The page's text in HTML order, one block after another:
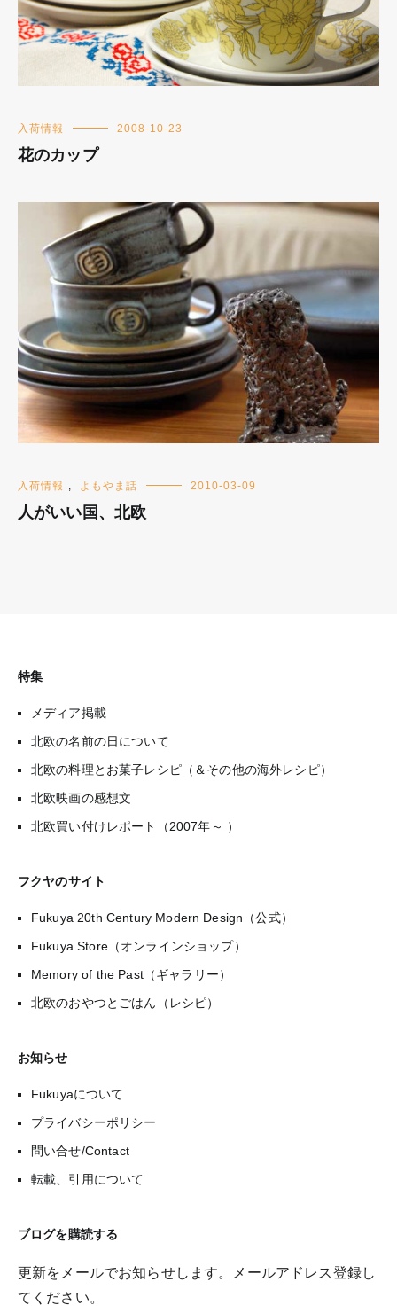
入荷情報 2008-10-23
花のカップ
入荷情報 よもやま話 2010-03-09
人がいい国、北欧
特集
メディア掲載
北欧の名前の日について
北欧の料理とお菓子レシピ（＆その他の海外レシピ）
北欧映画の感想文
北欧買い付けレポート（2007年～ ）
フクヤのサイト
Fukuya 20th Century Modern Design（公式）
Fukuya Store（オンラインショップ）
Memory of the Past（ギャラリー）
北欧のおやつとごはん（レシピ）
お知らせ
Fukuyaについて
プライバシーポリシー
問い合せ/Contact
転載、引用について
ブログを購読する
更新をメールでお知らせします。メールアドレス登録し
てください。